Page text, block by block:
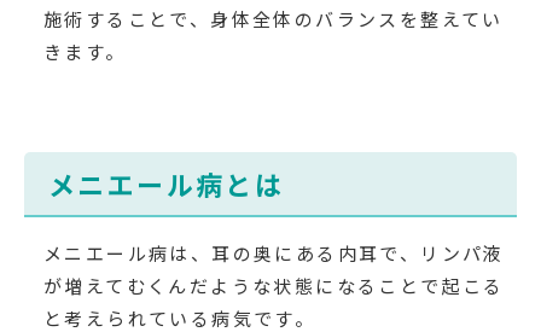
施術することで、身体全体のバランスを整えてい
きます。
メニエール病とは
メニエール病は、耳の奥にある内耳で、リンパ液
が増えてむくんだような状態になることで起こる
と考えられている病気です。